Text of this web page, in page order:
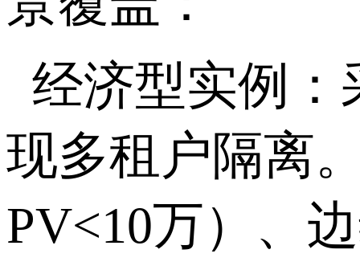
经济型实例：
现多租户隔离
PV<10万）、